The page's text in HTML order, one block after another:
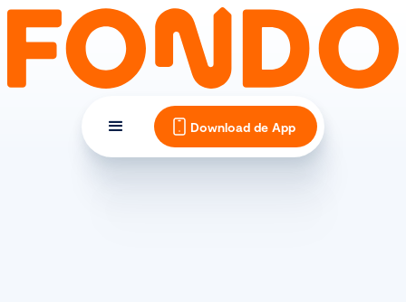
Download de App